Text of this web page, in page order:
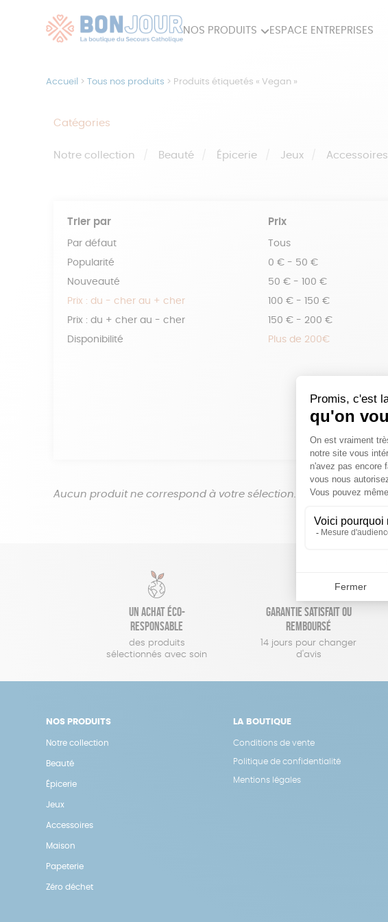
NOS PRODUITS ESPACE ENTREPRISES
Accueil >Tous nos produits > Produits étiquetés « Vegan »
Catégories
Notre collection Beauté Épicerie Jeux Accessoires
Trier par
Par défaut
Popularité
Nouveauté
Prix : du - cher au + cher
Prix : du + cher au - cher
Disponibilité
Prix
Tous
0 € - 50 €
50 € - 100 €
100 € - 150 €
150 € - 200 €
Plus de 200€
Aucun produit ne correspond à votre sélection.
Un achat éco-
responsable
des produits
sélectionnés avec soin
Garantie satisfait ou
remboursé
14 jours pour changer
d'avis
NOS PRODUITS
Notre collection
Beauté
Épicerie
Jeux
Accessoires
Maison
Papeterie
Zéro déchet
LA BOUTIQUE
Conditions de vente
Politique de confidentialité
Mentions légales